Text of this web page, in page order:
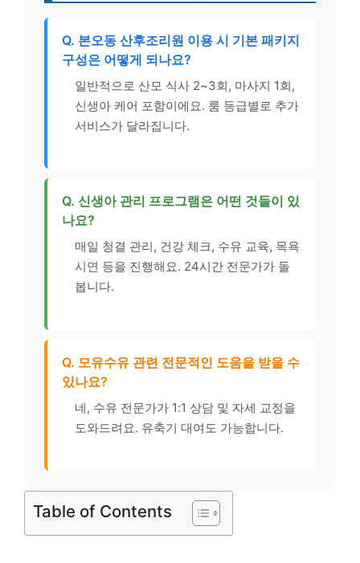
Q. 본오동 산후조리원 이용 시 기본 패키지
구성은 어떻게 되나요?
일반적으로 산모 식사 2~3회, 마사지 1회,
신생아 케어 포함이에요. 룸 등급별로 추가
서비스가 달라집니다.
Q. 신생아 관리 프로그램은 어떤 것들이 있
나요?
매일 청결 관리, 건강 체크, 수유 교육, 목욕
시연 등을 진행해요. 24시간 전문가가 돌
봅니다.
Q. 모유수유 관련 전문적인 도움을 받을 수
있나요?
네, 수유 전문가가 1:1 상담 및 자세 교정을
도와드려요. 유축기 대여도 가능합니다.
Table of Contents